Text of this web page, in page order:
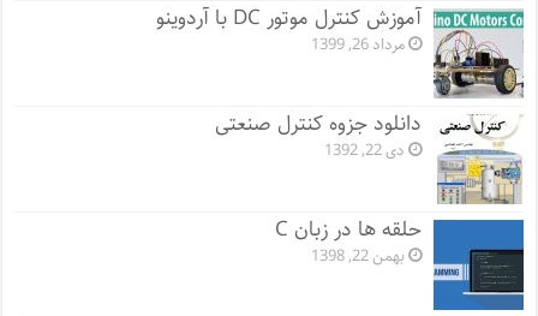
آموزش کنترل موتور DC با آردوینو
مرداد 26, 1399
دانلود جزوه کنترل صنعتی
دی 22, 1392
حلقه ها در زبان C
بهمن 22, 1398